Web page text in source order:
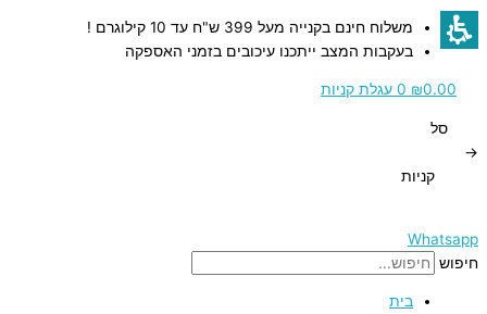
דילוג
לתוכן
משלוח חינם בקנייה מעל 399 ש"ח עד 10 קילוגרם !
בעקבות המצב ייתכנו עיכובים בזמני האספקה
₪0.00
0 עגלת קניות
סל
→
קניות
Whatsapp
חיפוש
בית
של
תמר
מג'הול
5
של
תמר
חלאווי
של
תמר
דרי
של
ממרח
תמרים
–